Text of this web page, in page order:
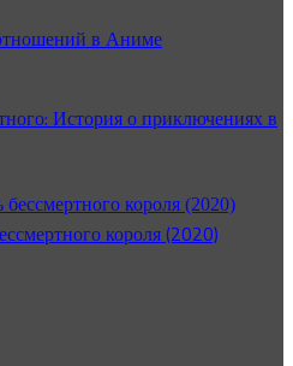
в Аниме
История о приключениях в
короля (2020)